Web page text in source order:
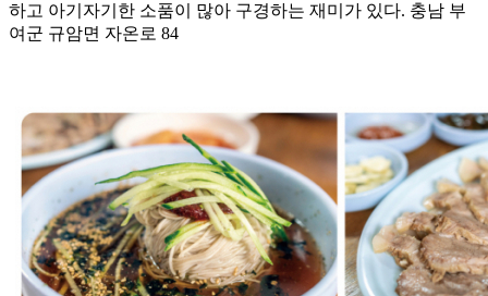
하고 아기자기한 소품이 많아 구경하는 재미가 있다. 충남 부
여군 규암면 자온로 84